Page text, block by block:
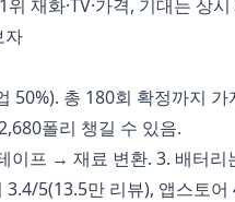
재화·TV·가격, 기대는 상
자
50%). 총 180회 확정까지
폴리 챙길 수 있음.
프 → 재료 변환. 3. 배터리
5(13.5만 리뷰), 앱스토